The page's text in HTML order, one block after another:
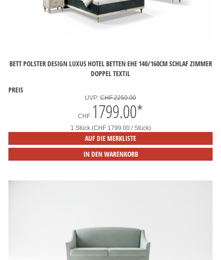
BETT POLSTER DESIGN LUXUS HOTEL BETTEN EHE 140/160CM SCHLAF ZIMMER
DOPPEL TEXTIL
PREIS
UVP: CHF 2250.00
CHF 1799.00*
1 Stück (CHF 1799.00 / Stück)
AUF DIE MERKLISTE
IN DEN WARENKORB